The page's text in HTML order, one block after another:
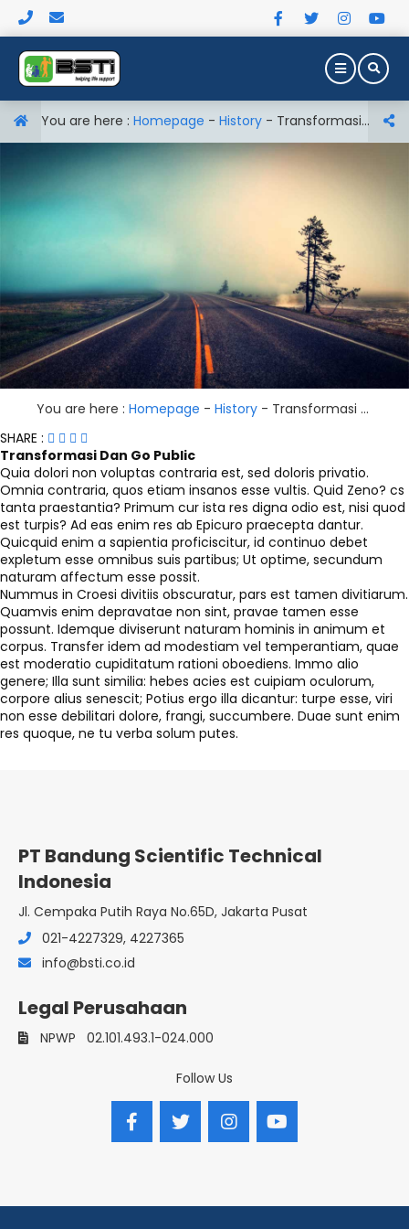
You are here : Homepage - History - Transformasi Dan Go Public
You are here : Homepage - History - Transformasi Dan Go Public
SHARE :
Transformasi Dan Go Public
Quia dolori non voluptas contraria est, sed doloris privatio.
Omnia contraria, quos etiam insanos esse vultis. Quid Zeno? cs
tanta praestantia? Primum cur ista res digna odio est, nisi quod
est turpis? Ad eas enim res ab Epicuro praecepta dantur.
Quicquid enim a sapientia proficiscitur, id continuo debet
expletum esse omnibus suis partibus; Ut optime, secundum
naturam affectum esse possit.
Nummus in Croesi divitiis obscuratur, pars est tamen divitiarum.
Quamvis enim depravatae non sint, pravae tamen esse
possunt. Idemque diviserunt naturam hominis in animum et
corpus. Transfer idem ad modestiam vel temperantiam, quae
est moderatio cupiditatum rationi oboediens. Immo alio
genere; Illa sunt similia: hebes acies est cuipiam oculorum,
corpore alius senescit; Potius ergo illa dicantur: turpe esse, viri
non esse debilitari dolore, frangi, succumbere. Duae sunt enim
res quoque, ne tu verba solum putes.
PT Bandung Scientific Technical
Indonesia
Jl. Cempaka Putih Raya No.65D, Jakarta Pusat
021-4227329, 4227365
info@bsti.co.id
Legal Perusahaan
NPWP 02.101.493.1-024.000
Follow Us